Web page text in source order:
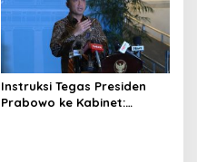
Instruksi Tegas Presiden
Prabowo ke Kabinet: